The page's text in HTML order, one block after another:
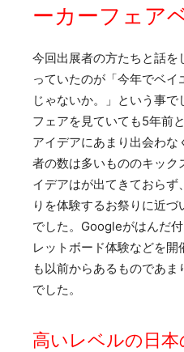
ーカーフェア
今回出展者の方たちと話
っていたのが「今年でベ
じゃないか。」という事
フェアを見ていても5年前
アイデアにあまり出会わ
者の数は多いもののキック
イデアはが出てきておらず
りを体験するお祭りに近
でした。Googleがはんだ
レットボード体験などを
も以前からあるものであ
でした。
高いレベルの日